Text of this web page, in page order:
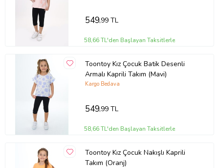
549,99 TL
58,66 TL'den Başlayan Taksitlerle
Toontoy Kız Çocuk Batik Desenli
Armalı Kaprili Takım (Mavi)
Kargo Bedava
549,99 TL
58,66 TL'den Başlayan Taksitlerle
Toontoy Kız Çocuk Nakışlı Kaprili
Takım (Oranj)